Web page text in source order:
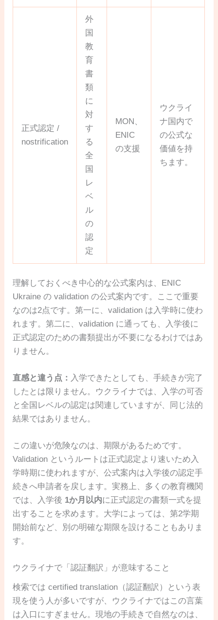
正式認定 /
nostrification
外
国
教
育
書
類
に
対
す
る
全
国
レ
ベ
ル
の
認
定
MON、
ENIC
の支援
ウクライ
ナ国内で
の公式な
価値を持
ちます。
理解しておくべき中心的な公式案内は、ENIC
Ukraine の validation の公式案内です。ここで重要
なのは2点です。第一に、validation は入学時に使わ
れます。第二に、validation に通っても、入学後に
正式認定のための書類提出が不要になるわけではあ
りません。
直感と違う点： 入学できたとしても、手続きが完了
したとは限りません。ウクライナでは、入学の可否
と全国レベルの認定は関連していますが、同じ法的
結果ではありません。
この違いが危険なのは、期限があるためです。
Validation というルートは正式認定より速いため入
学時期に使われますが、公式案内は入学後の認定手
続きへ申請者を戻します。実務上、多くの教育機関
では、入学後 1か月以内に正式認定の書類一式を提
出することを求めます。大学によっては、第2学期
開始前など、別の明確な期限を設けることもありま
す。
ウクライナで「認証翻訳」が意味すること
検索では certified translation（認証翻訳）という表
現を使う人が多いですが、ウクライナではこの言葉
は入口にすぎません。現地の手続きで自然なのは、